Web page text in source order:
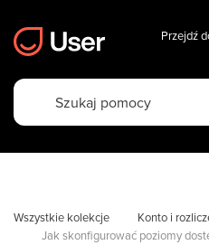
Przejdź
Wszystkie kolekcje Konto i
Jak skonfigurować poziomy